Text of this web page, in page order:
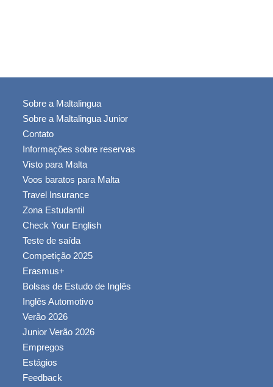
Sobre a Maltalingua
Sobre a Maltalingua Junior
Contato
Informações sobre reservas
Visto para Malta
Voos baratos para Malta
Travel Insurance
Zona Estudantil
Check Your English
Teste de saída
Competição 2025
Erasmus+
Bolsas de Estudo de Inglês
Inglês Automotivo
Verão 2026
Junior Verão 2026
Empregos
Estágios
Feedback